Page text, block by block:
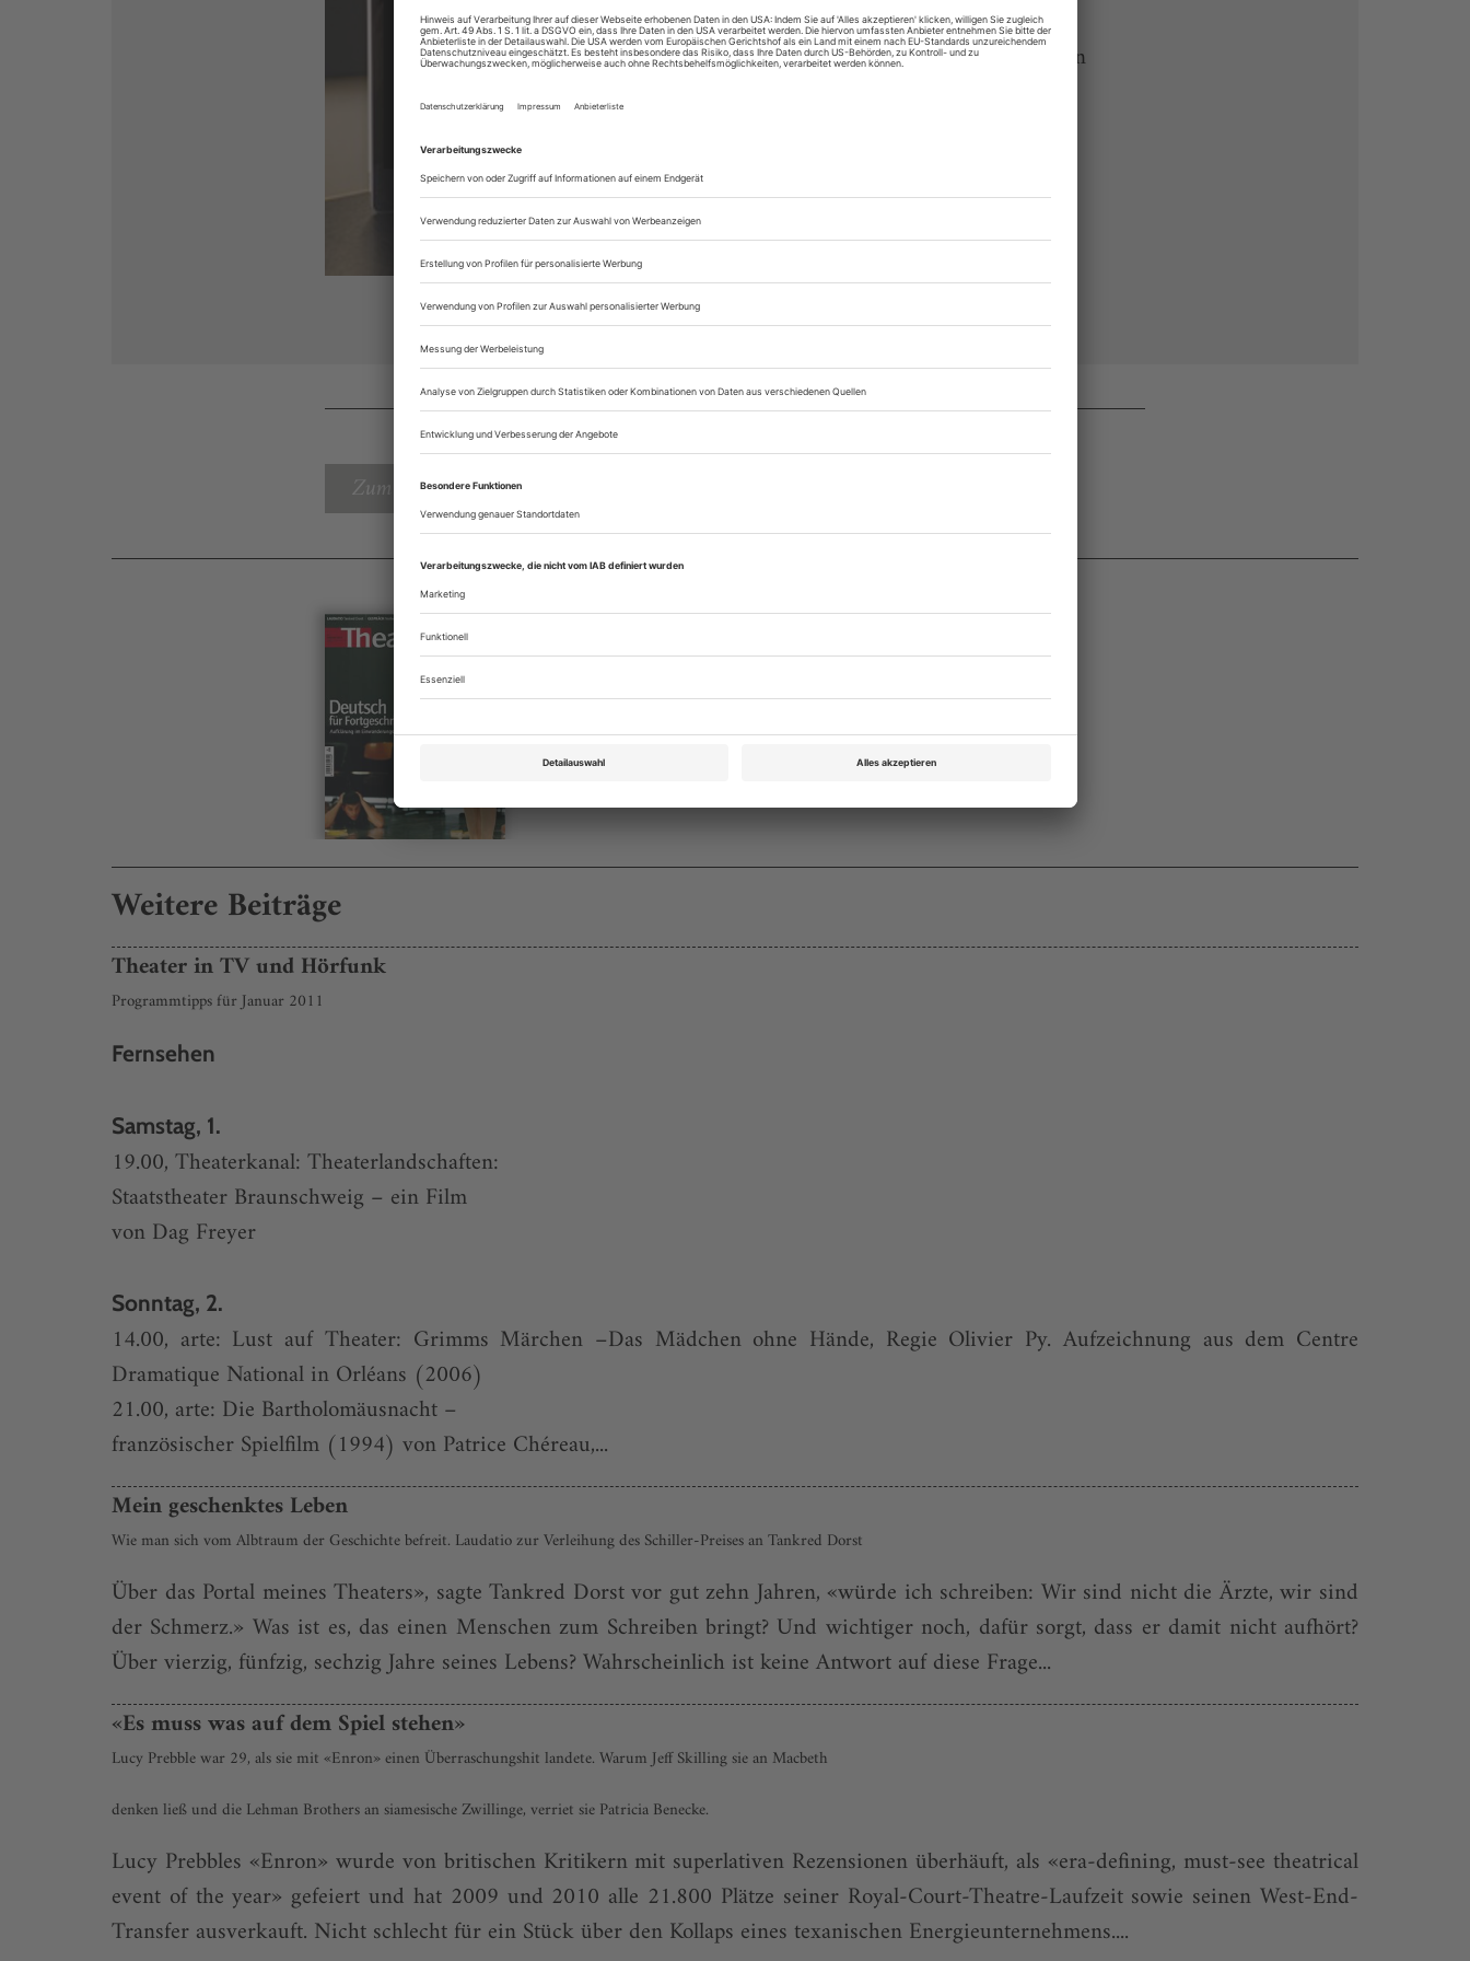
zum ePaper
Lesegenuss auf allen Endgeräten
sofort nutzen
Digital-Abo testen
Zum Inhaltsverzeichnis
Theater heute Januar 2011
Rubrik: Chronik, Seite 51
Bestellen
Weitere Beiträge
Theater in TV und Hörfunk
Programmtipps für Januar 2011
Fernsehen
Samstag, 1.
19.00, Theaterkanal: Theaterlandschaften:
Staatstheater Braunschweig – ein Film
von Dag Freyer
Sonntag, 2.
14.00, arte: Lust auf Theater: Grimms Märchen –Das Mädchen ohne Hände, Regie Olivier Py. Aufzeichnung aus dem Centre
Dramatique National in Orléans (2006)
21.00, arte: Die Bartholomäusnacht –
französischer Spielfilm (1994) von Patrice Chéreau,...
Mein geschenktes Leben
Wie man sich vom Albtraum der Geschichte befreit. Laudatio zur Verleihung des Schiller-Preises an Tankred Dorst
Über das Portal meines Theaters», sagte Tankred Dorst vor gut zehn Jahren, «würde ich schreiben: Wir sind nicht die Ärzte, wir sind
der Schmerz.» Was ist es, das einen Menschen zum Schreiben bringt? Und wichtiger noch, dafür sorgt, dass er damit nicht aufhört?
Über vierzig, fünfzig, sechzig Jahre seines Lebens? Wahrscheinlich ist keine Antwort auf diese Frage...
«Es muss was auf dem Spiel stehen»
Lucy Prebble war 29, als sie mit «Enron» einen Überraschungshit landete. Warum Jeff Skilling sie an Macbeth
denken ließ und die Lehman Brothers an siamesische Zwillinge, verriet sie Patricia Benecke.
Lucy Prebbles «Enron» wurde von britischen Kritikern mit superlativen Rezensionen überhäuft, als «era-defining, must-see theatrical
event of the year» gefeiert und hat 2009 und 2010 alle 21.800 Plätze seiner Royal-Court-Theatre-Laufzeit sowie seinen West-End-
Transfer ausverkauft. Nicht schlecht für ein Stück über den Kollaps eines texanischen Energieunternehmens....